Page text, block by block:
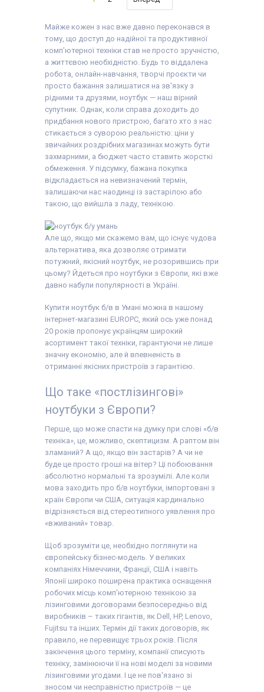
Вага: 1.5-2кг
Операційна система:
Windows 10
Комплектація:
Ноутбук, зарядний
пристрій, наклейки на
клавіші (або дод.
опція гравіювання),
гарантійний талон,
видаткова накладна
Об'єм накопичувача:
Тип матриці: TN
Клас: Для
бухгалтерів, Для
офісу
Вага: 1.5-2кг
Операційна система:
Windows 10
Комплектація:
Ноутбук, зарядний
пристрій, наклейки на
клавіші (або дод.
опціягравіювання ),
гарантійний талон,
видаткова накладна
екрану: 1920x1080
батареї: 6 годин
Кількість ядер
процесора: 4
Процесор:
Intel®
Core™ i5-1135G7
Processor 8M Cache,
up to 4.20 GHz
Покоління процесора:
Intel Core i5 - 11gen
Відеокарта: Intel®
Iris® Xe Graphics
Оперативна пам'ять:
8 GB (DDR4)
Об'єм накопичувача:
240 GB SSD
Клас: Ультрабук
Особливості: З
підсвіткою клавіатури
Стан батареї:
Операційна система:
Windows 11
Комплектація:
Ноутбук, зарядний
пристрій, наклейки на
клавіші (або дод.
опція гравіювання),
гарантійний талон,
Майже кожен з нас вже давно переконався в
тому, що доступ до надійної та продуктивної
комп'ютерної техніки став не просто зручністю,
а життєвою необхідністю. Будь то віддалена
робота, онлайн-навчання, творчі проєкти чи
просто бажання залишатися на зв'язку з
рідними та друзями, ноутбук — наш вірний
супутник. Однак, коли справа доходить до
придбання нового пристрою, багато хто з нас
стикається з суворою реальністю: ціни у
звичайних роздрібних магазинах можуть бути
захмарними, а бюджет часто ставить жорсткі
обмеження. У підсумку, бажана покупка
відкладається на невизначений термін,
залишаючи нас наодинці із застарілою або
такою, що вийшла з ладу, технікою.
Але що, якщо ми скажемо вам, що існує чудова
альтернатива, яка дозволяє отримати
потужний, якісний ноутбук, не розорившись при
цьому? Йдеться про ноутбуки з Європи, які вже
давно набули популярності в Україні.
Купити ноутбук б/в в Умані можна в нашому
інтернет-магазині EUROPC, який ось уже понад
20 років пропонує українцям широкий
асортимент такої техніки, гарантуючи не лише
значну економію, але й впевненість в
отриманні якісних пристроїв з гарантією.
Що таке «постлізингові»
ноутбуки з Європи?
Перше, що може спасти на думку при слові «б/в
техніка», це, можливо, скептицизм. А раптом він
зламаний? А що, якщо він застарів? А чи не
буде це просто гроші на вітер? Ці побоювання
абсолютно нормальні та зрозумілі. Але коли
мова заходить про б/в ноутбуки, імпортовані з
країн Європи чи США, ситуація кардинально
відрізняється від стереотипного уявлення про
«вживаний» товар.
Щоб зрозуміти це, необхідно поглянути на
європейську бізнес-модель. У великих
компаніях Німеччини, Франції, США і навіть
Японії широко поширена практика оснащення
робочих місць комп'ютерною технікою за
лізинговими договорами безпосередньо від
виробників – таких гігантів, як Dell, HP, Lenovo,
Fujitsu та інших. Термін дії таких договорів, як
правило, не перевищує трьох років. Після
закінчення цього терміну, компанії списують
техніку, замінюючи її на нові моделі за новими
лізинговими угодами. І це не пов'язано зі
зносом чи несправністю пристроїв — це